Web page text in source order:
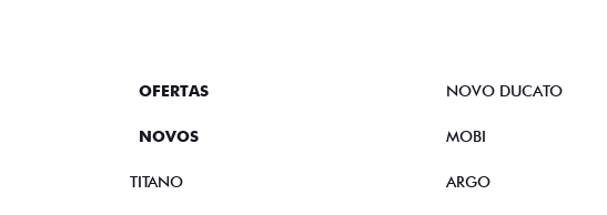
OFERTAS
NOVOS
TITANO
NOVO DUCATO
MOBI
ARGO